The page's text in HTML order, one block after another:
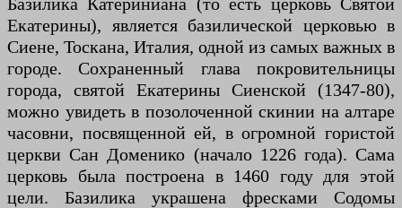
Екатерины), является базилической церковью в
Сиене, Тоскана, Италия, одной из самых важных в
городе. Сохраненный глава покровительницы
города, святой Екатерины Сиенской (1347-80),
можно увидеть в позолоченной скинии на алтаре
часовни, посвященной ей, в огромной гористой
церкви Сан Доменико (начало 1226 года). Сама
церковь была построена в 1460 году для этой
цели. Базилика украшена фресками Содомы